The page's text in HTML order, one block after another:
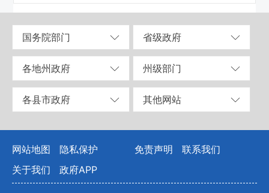
国务院部门 省级政府
各地州政府 州级部门
各县市政府 其他网站
网站地图 隐私保护 免责声明
联系我们
关于我们
政府APP